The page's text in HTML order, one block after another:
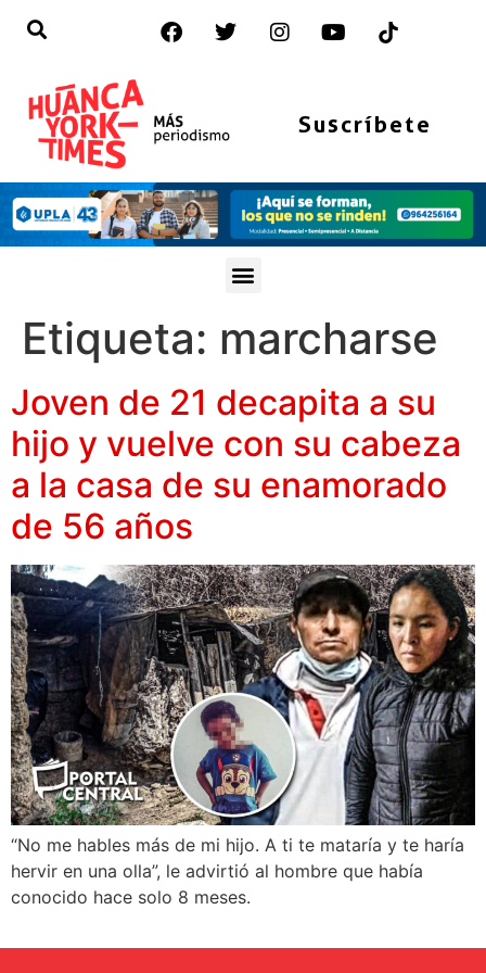
Suscríbete
Etiqueta: marcharse
Joven de 21 decapita a su
hijo y vuelve con su cabeza
a la casa de su enamorado
de 56 años
“No me hables más de mi hijo. A ti te mataría y te haría
hervir en una olla”, le advirtió al hombre que había
conocido hace solo 8 meses.